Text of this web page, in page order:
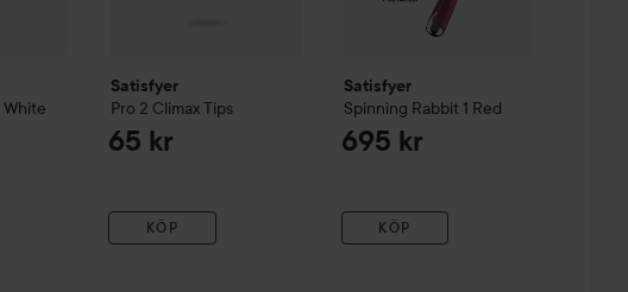
White
Satisfyer
Pro 2 Climax Tips
65 kr
KÖP
Satisfyer
Spinning Rabbit 1 Red
695 kr
KÖP